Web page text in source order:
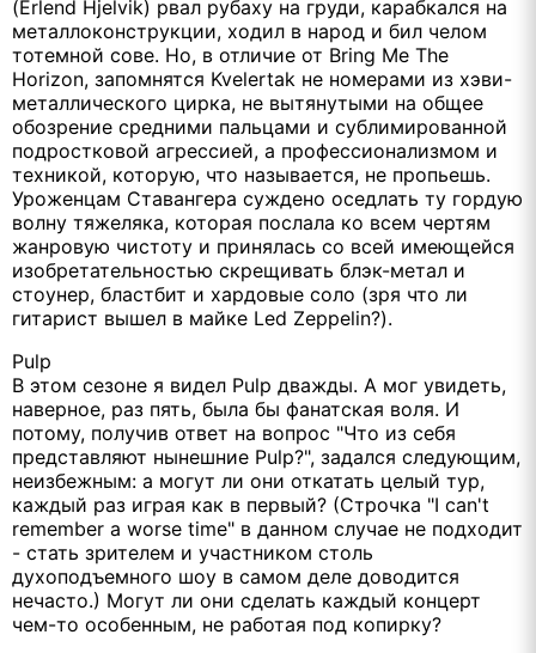
(Erlend Hjelvik) рвал рубаху на груди, карабкался на
металлоконструкции, ходил в народ и бил челом
тотемной сове. Но, в отличие от Bring Me The
Horizon, запомнятся Kvelertak не номерами из хэви-
металлического цирка, не вытянутыми на общее
обозрение средними пальцами и сублимированной
подростковой агрессией, а профессионализмом и
техникой, которую, что называется, не пропьешь.
Уроженцам Ставангера суждено оседлать ту гордую
волну тяжеляка, которая послала ко всем чертям
жанровую чистоту и принялась со всей имеющейся
изобретательностью скрещивать блэк-метал и
стоунер, бластбит и хардовые соло (зря что ли
гитарист вышел в майке Led Zeppelin?).
Pulp
В этом сезоне я видел Pulp дважды. А мог увидеть,
наверное, раз пять, была бы фанатская воля. И
потому, получив ответ на вопрос "Что из себя
представляют нынешние Pulp?", задался следующим,
неизбежным: а могут ли они откатать целый тур,
каждый раз играя как в первый? (Строчка "I can't
remember a worse time" в данном случае не подходит
- стать зрителем и участником столь
духоподъемного шоу в самом деле доводится
нечасто.) Могут ли они сделать каждый концерт
чем-то особенным, не работая под копирку?